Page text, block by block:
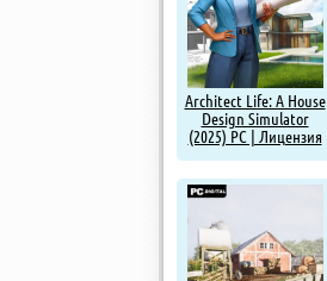
Architect Life: A House
Design Simulator
(2025) PC | Лицензия